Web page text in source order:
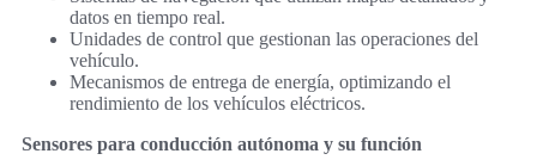
datos en tiempo real.
Unidades de control que gestionan las operaciones del
vehículo.
Mecanismos de entrega de energía, optimizando el
rendimiento de los vehículos eléctricos.
Sensores para conducción autónoma y su función